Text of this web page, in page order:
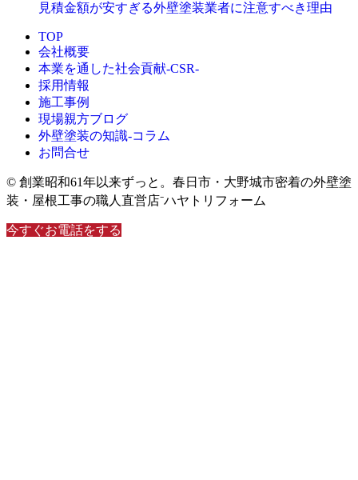
見積金額が安すぎる外壁塗装業者に注意すべき理由
TOP
会社概要
本業を通した社会貢献-CSR-
採用情報
施工事例
現場親方ブログ
外壁塗装の知識‐コラム
お問合せ
© 創業昭和61年以来ずっと。春日市・大野城市密着の外壁塗
装・屋根工事の職人直営店⁻ハヤトリフォーム
今すぐお電話をする